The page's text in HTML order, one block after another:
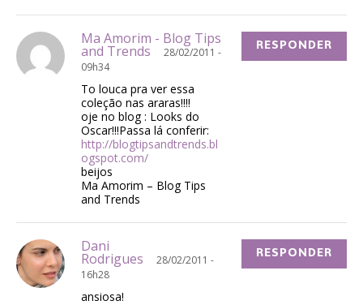
Ma Amorim - Blog Tips
and Trends
28/02/2011 -
09h34
To louca pra ver essa
coleção nas araras!!!!
oje no blog : Looks do
Oscar!!!Passa lá conferir:
http://blogtipsandtrends.bl
ogspot.com/
beijos
Ma Amorim – Blog Tips
and Trends
RESPONDER
Dani
Rodrigues
28/02/2011 -
16h28
ansiosa!
RESPONDER